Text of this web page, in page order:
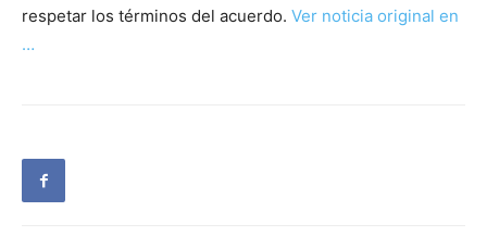
respetar los términos del acuerdo. Ver noticia original en
…